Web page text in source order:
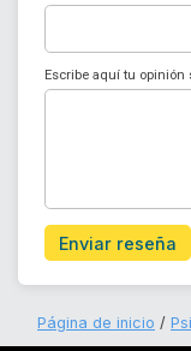
Escribe aquí tu opinión
Enviar reseña
Página de inicio